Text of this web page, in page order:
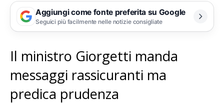
Aggiungi come fonte preferita su Google
Seguici più facilmente nelle notizie consigliate
Il ministro Giorgetti manda
messaggi rassicuranti ma
predica prudenza